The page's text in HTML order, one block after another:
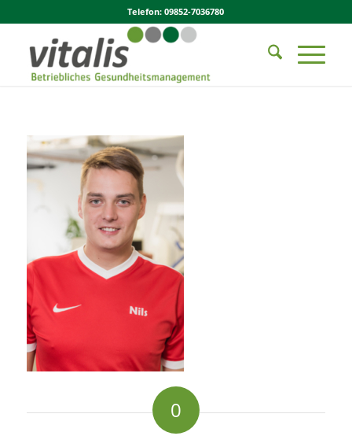
Telefon: 09852-7036780
0